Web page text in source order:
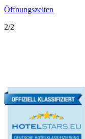
Öffnungszeiten
2/2